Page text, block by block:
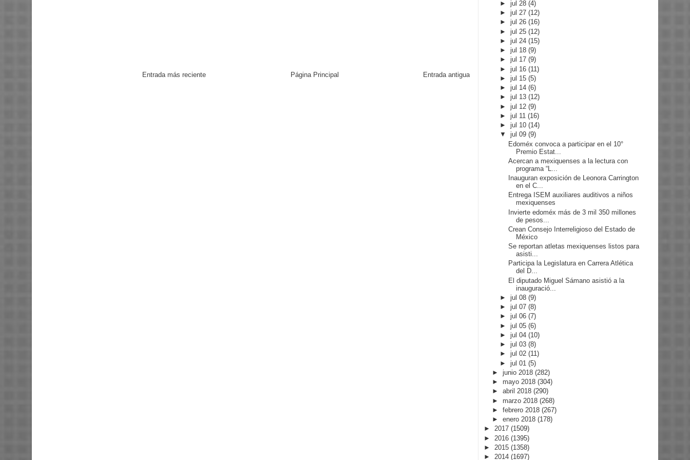
Entrada más reciente Entrada antigua
Página Principal
►jul 28(4)
►jul 27(12)
►jul 26(16)
►jul 25(12)
►jul 24(15)
►jul 18(9)
►jul 17(9)
►jul 16(11)
►jul 15(5)
►jul 14(6)
►jul 13(12)
►jul 12(9)
►jul 11(16)
►jul 10(14)
▼jul 09(9)
Edoméx convoca a participar en el 10°
Premio Estat...
Acercan a mexiquenses a la lectura con
programa “L...
Inauguran exposición de Leonora Carrington
en el C...
Entrega ISEM auxiliares auditivos a niños
mexiquenses
Invierte edoméx más de 3 mil 350 millones
de pesos...
Crean Consejo Interreligioso del Estado de
México
Se reportan atletas mexiquenses listos para
asisti...
Participa la Legislatura en Carrera Atlética
del D...
El diputado Miguel Sámano asistió a la
inauguració...
►jul 08(9)
►jul 07(8)
►jul 06(7)
►jul 05(6)
►jul 04(10)
►jul 03(8)
►jul 02(11)
►jul 01(5)
► junio 2018 (282)
► mayo 2018 (304)
► abril 2018 (290)
► marzo 2018 (268)
► febrero 2018 (267)
► enero 2018 (178)
► 2017 (1509)
► 2016 (1395)
► 2015 (1358)
► 2014 (1697)